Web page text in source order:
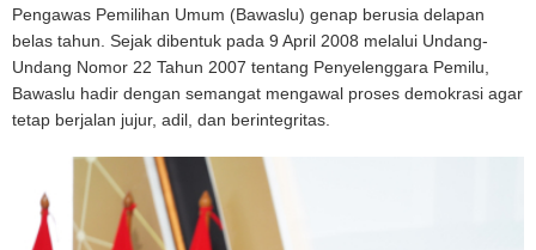
Pengawas Pemilihan Umum (Bawaslu) genap berusia delapan
belas tahun. Sejak dibentuk pada 9 April 2008 melalui Undang-
Undang Nomor 22 Tahun 2007 tentang Penyelenggara Pemilu,
Bawaslu hadir dengan semangat mengawal proses demokrasi agar
tetap berjalan jujur, adil, dan berintegritas.